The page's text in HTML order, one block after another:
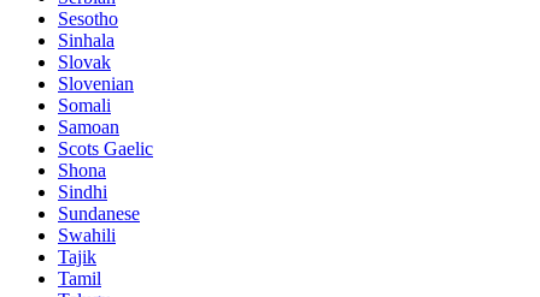
Sesotho
Sinhala
Slovak
Slovenian
Somali
Samoan
Scots Gaelic
Shona
Sindhi
Sundanese
Swahili
Tajik
Tamil